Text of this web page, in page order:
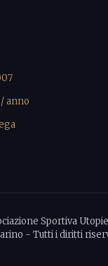
anno
Sportiva
- Tutti i diritti